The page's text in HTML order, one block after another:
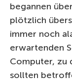
begannen
plötzlich
immer noch
erwartenden
Computer, zu
sollten